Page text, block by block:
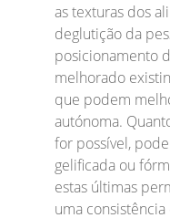
as texturas dos
deglutição da
posicionamento
melhorado
que podem
autónoma.
for possível,
gelificada ou
estas últimas
uma